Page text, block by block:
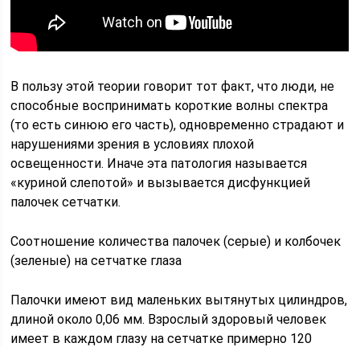
В пользу этой теории говорит тот факт, что люди, не
способные воспринимать короткие волны спектра
(то есть синюю его часть), одновременно страдают и
нарушениями зрения в условиях плохой
освещенности. Иначе эта патология называется
«куриной слепотой» и вызывается дисфункцией
палочек сетчатки.
Соотношение количества палочек (серые) и колбочек
(зеленые) на сетчатке глаза
Палочки имеют вид маленьких вытянутых цилиндров,
длиной около 0,06 мм. Взрослый здоровый человек
имеет в каждом глазу на сетчатке примерно 120